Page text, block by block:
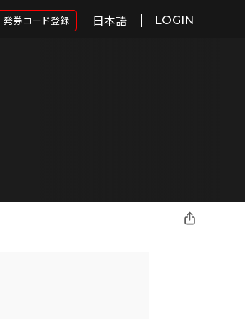
発券コード登録 日本語 LOGIN